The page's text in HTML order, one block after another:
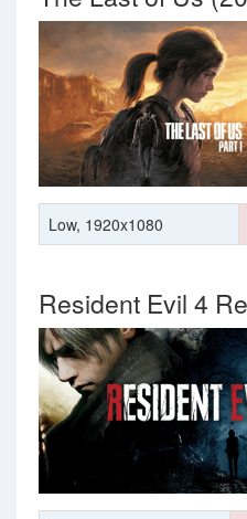
Low, 1920x1080
Resident Evil 4